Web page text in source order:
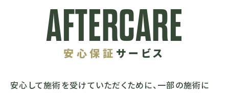
安心保証 サービス
AFTERCARE
安心して施術を受けていただくために、一部の施術に